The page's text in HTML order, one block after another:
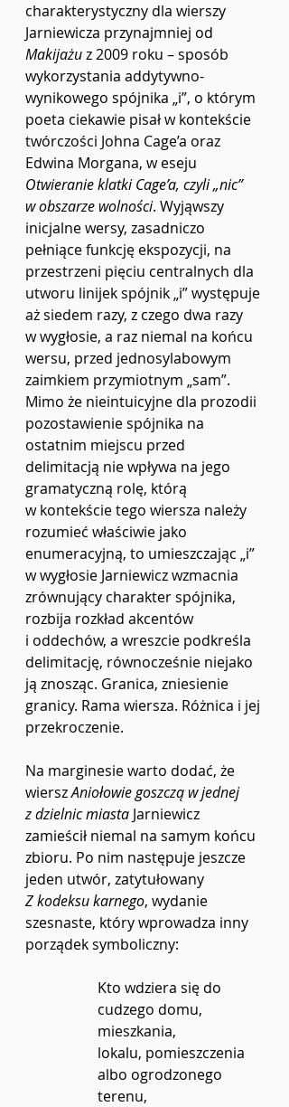
charakterystyczny dla wierszy
Jarniewicza przynajmniej od
Makijażu z 2009 roku – sposób
wykorzystania addytywno-
wynikowego spójnika „i”, o którym
poeta ciekawie pisał w kontekście
twórczości Johna Cage’a oraz
Edwina Morgana, w eseju
Otwieranie klatki Cage’a, czyli „nic”
w obszarze wolności. Wyjąwszy
inicjalne wersy, zasadniczo
pełniące funkcję ekspozycji, na
przestrzeni pięciu centralnych dla
utworu linijek spójnik „i” występuje
aż siedem razy, z czego dwa razy
w wygłosie, a raz niemal na końcu
wersu, przed jednosylabowym
zaimkiem przymiotnym „sam”.
Mimo że nieintuicyjne dla prozodii
pozostawienie spójnika na
ostatnim miejscu przed
delimitacją nie wpływa na jego
gramatyczną rolę, którą
w kontekście tego wiersza należy
rozumieć właściwie jako
enumeracyjną, to umieszczając „i”
w wygłosie Jarniewicz wzmacnia
zrównujący charakter spójnika,
rozbija rozkład akcentów
i oddechów, a wreszcie podkreśla
delimitację, równocześnie niejako
ją znosząc. Granica, zniesienie
granicy. Rama wiersza. Różnica i jej
przekroczenie.
Na marginesie warto dodać, że
wiersz Aniołowiegoszczą w jednej
z dzielnic miasta Jarniewicz
zamieścił niemal na samym końcu
zbioru. Po nim następuje jeszcze
jeden utwór, zatytułowany
Z kodeksu karnego, wydanie
szesnaste, który wprowadza inny
porządek symboliczny:
Kto wdziera się do
cudzego domu,
mieszkania,
lokalu, pomieszczenia
albo ogrodzonego
terenu,